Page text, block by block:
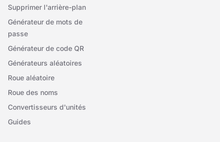
Supprimer l'arrière-plan
Générateur de mots de
passe
Générateur de code QR
Générateurs aléatoires
Roue aléatoire
Roue des noms
Convertisseurs d'unités
Guides